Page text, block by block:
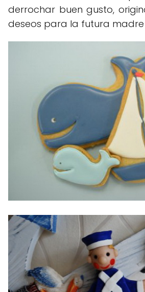
derrochar buen gusto,
deseos para la futura madre